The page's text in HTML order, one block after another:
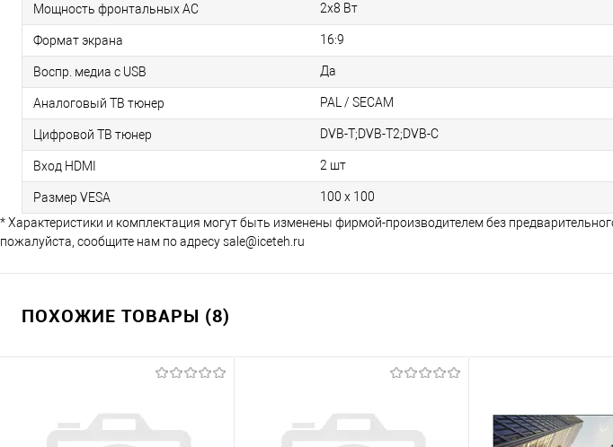
Мощность фронтальных AC 2x8 Вт
Формат экрана 16:9
Воспр. медиа с USB Да
Аналоговый ТВ тюнер PAL / SECAM
Цифровой ТВ тюнер DVB-T;DVB-T2;DVB-C
Вход HDMI 2 шт
Размер VESA
100 х 100
* Характеристики и комплектация могут быть изменены фирмой-производителем без
пожалуйста, сообщите нам по адресу sale@iceteh.ru
ПОХОЖИЕ ТОВАРЫ (8)